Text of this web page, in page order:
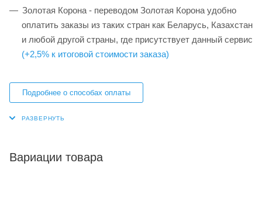
Золотая Корона - переводом Золотая Корона удобно
оплатить заказы из таких стран как Беларусь, Казахстан
и любой другой страны, где присутствует данный сервис
(+2,5% к итоговой стоимости заказа)
Подробнее о способах оплаты
Вариации товара